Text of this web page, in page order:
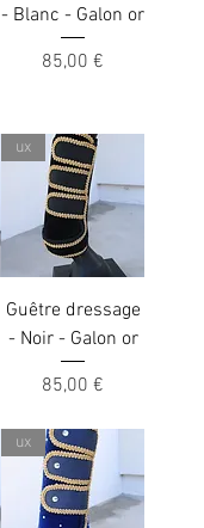
- Blanc - Galon or
Precio
85,00 €
ux
Guêtre dressage
- Noir - Galon or
Precio
85,00 €
ux